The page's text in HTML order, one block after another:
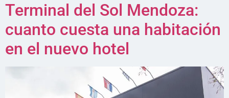
Terminal del Sol Mendoza:
cuanto cuesta una habitación
en el nuevo hotel